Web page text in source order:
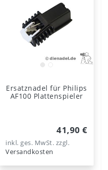
Ersatznadel für Philips
AF100 Plattenspieler
41,90 €
inkl. ges. MwSt. zzgl.
Versandkosten